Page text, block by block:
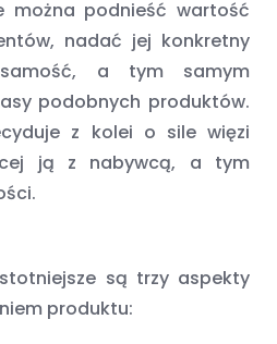
można podnieść wartość
nadać jej konkretny
a tym samym
podobnych produktów.
z kolei o sile więzi
ją z nabywcą, a tym
są trzy aspekty
produktu: